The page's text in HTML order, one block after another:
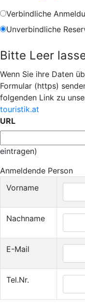
Verbindliche
Unverbindliche
Wenn Sie ihre Daten
Formular (https)
folgenden Link zu
touristik.at
Bitte Leer
URL
eintragen)
Anmeldende Person
Vorname
Nachname
E-Mail
Tel.Nr.